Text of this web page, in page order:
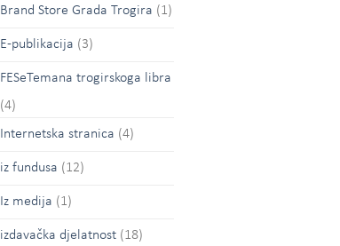
Brand Store Grada Trogira (1)
E-publikacija (3)
FESeTemana trogirskoga libra
(4)
Internetska stranica (4)
iz fundusa (12)
Iz medija (1)
izdavačka djelatnost(18)